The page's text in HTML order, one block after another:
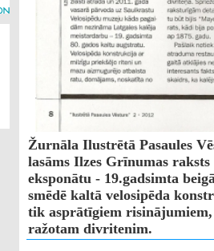
Žurnāla Ilustrētā Pasaules
lasāms Ilzes Grīnumas
eksponātu - 19.gadsimta
smēdē kaltā velosipēda
tik asprātīgiem
ražotam divritenim.